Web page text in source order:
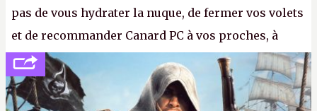
pas de vous hydrater la nuque, de fermer vos volets
et de recommander Canard PC à vos proches, à
votre famille et aux inconnus que vous croisez
dans la rue. Bon été à tous ! –ER.